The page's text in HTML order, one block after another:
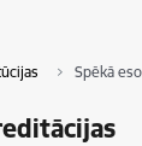
Spēkā